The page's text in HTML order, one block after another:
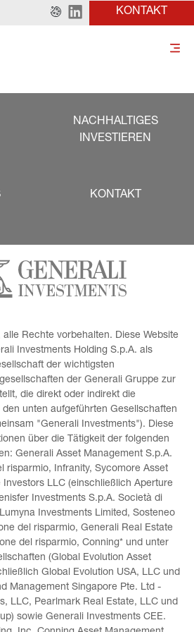
KONTAKT
NACHHALTIGES
INVESTIEREN
KONTAKT
Rechte vorbehalten. Diese Website
Investments Holding S.p.A. als
der wichtigsten
der Generali Gruppe zur
die direkt oder indirekt die
unten aufgeführten Gesellschaften
"Generali Investments"). Diese
über die Tätigkeit der folgenden
Generali Asset Management S.p.A.
risparmio, Infranity, Sycomore Asset
LLC (einschließlich Aperture
Investments S.p.A. Società di
Investments Limited, Sosteneo
del risparmio, Generali Real Estate
del risparmio, Conning* und unter
(Global Evolution Asset
Global Evolution USA, LLC und
Management Singapore Pte. Ltd -
LLC, Pearlmark Real Estate, LLC und
sowie Generali Investments CEE.